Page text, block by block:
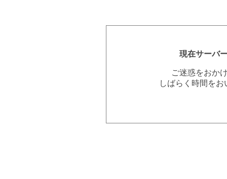
現在サーバ
ご迷惑をおか
しばらく時間を